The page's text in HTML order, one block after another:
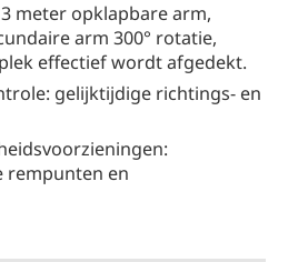
meter opklapbare arm,
arm 300° rotatie,
effectief wordt afgedekt.
gelijktijdige richtings- en
rempunten en